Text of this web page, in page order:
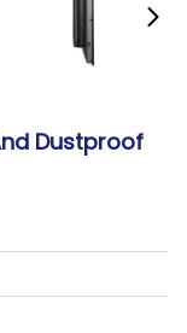
Dustproof